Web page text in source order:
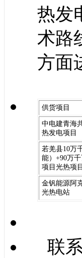
热发
术路
方面
供货项目
中电建青海
热发电项目
若羌县10万
能）+90万
项目光热项目
金钒能源阿
光热电站
联